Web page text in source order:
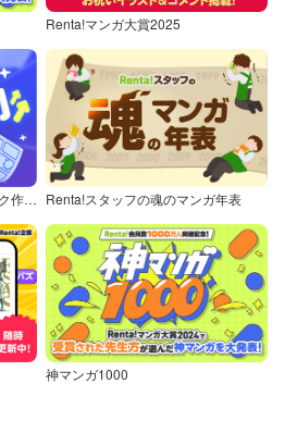
Renta!マンガ大賞2025
出版社が選ぶ！ネクストブレイク作品特集 Renta!スタッフの魂のマンガ年表
神マンガ1000